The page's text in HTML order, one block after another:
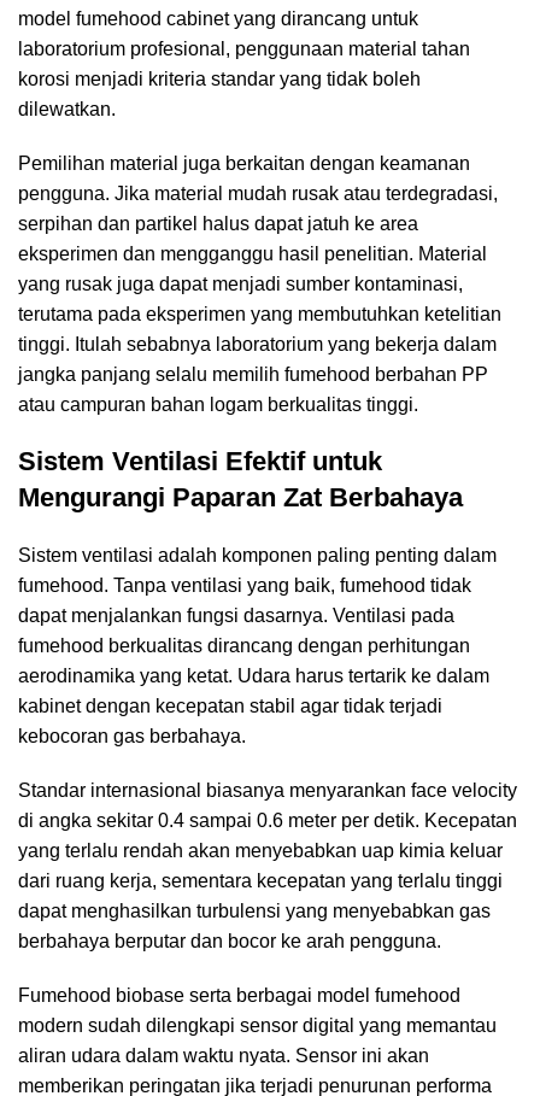
model fumehood cabinet yang dirancang untuk
laboratorium profesional, penggunaan material tahan
korosi menjadi kriteria standar yang tidak boleh
dilewatkan.
Pemilihan material juga berkaitan dengan keamanan
pengguna. Jika material mudah rusak atau terdegradasi,
serpihan dan partikel halus dapat jatuh ke area
eksperimen dan mengganggu hasil penelitian. Material
yang rusak juga dapat menjadi sumber kontaminasi,
terutama pada eksperimen yang membutuhkan ketelitian
tinggi. Itulah sebabnya laboratorium yang bekerja dalam
jangka panjang selalu memilih fumehood berbahan PP
atau campuran bahan logam berkualitas tinggi.
Sistem Ventilasi Efektif untuk
Mengurangi Paparan Zat Berbahaya
Sistem ventilasi adalah komponen paling penting dalam
fumehood. Tanpa ventilasi yang baik, fumehood tidak
dapat menjalankan fungsi dasarnya. Ventilasi pada
fumehood berkualitas dirancang dengan perhitungan
aerodinamika yang ketat. Udara harus tertarik ke dalam
kabinet dengan kecepatan stabil agar tidak terjadi
kebocoran gas berbahaya.
Standar internasional biasanya menyarankan face velocity
di angka sekitar 0.4 sampai 0.6 meter per detik. Kecepatan
yang terlalu rendah akan menyebabkan uap kimia keluar
dari ruang kerja, sementara kecepatan yang terlalu tinggi
dapat menghasilkan turbulensi yang menyebabkan gas
berbahaya berputar dan bocor ke arah pengguna.
Fumehood biobase serta berbagai model fumehood
modern sudah dilengkapi sensor digital yang memantau
aliran udara dalam waktu nyata. Sensor ini akan
memberikan peringatan jika terjadi penurunan performa